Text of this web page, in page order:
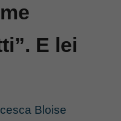
E lei
Bloise